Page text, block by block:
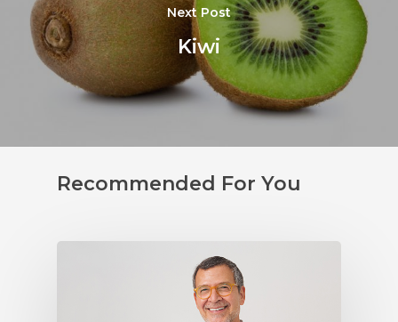
Next Post
Kiwi
Recommended For You